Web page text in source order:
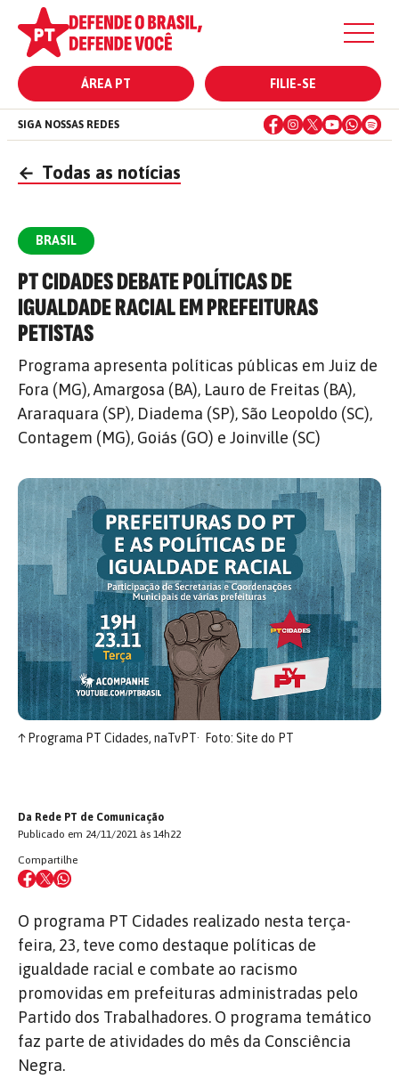
ÁREA PT FILIE-SE
SIGA NOSSAS REDES
← Todas as notícias
BRASIL
PT CIDADES DEBATE POLÍTICAS DE
IGUALDADE RACIAL EM PREFEITURAS
PETISTAS
Programa apresenta políticas públicas em Juiz de
Fora (MG), Amargosa (BA), Lauro de Freitas (BA),
Araraquara (SP), Diadema (SP), São Leopoldo (SC),
Contagem (MG), Goiás (GO) e Joinville (SC)
↑Programa PT Cidades, naTvPT Foto: Site do PT
Da Rede PT de Comunicação
Publicado em 24/11/2021 às 14h22
Compartilhe
O programa PT Cidades realizado nesta terça-
feira, 23, teve como destaque políticas de
igualdade racial e combate ao racismo
promovidas em prefeituras administradas pelo
Partido dos Trabalhadores. O programa temático
faz parte de atividades do mês da Consciência
Negra.